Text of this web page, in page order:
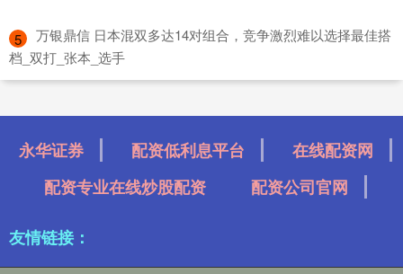
5
​万银鼎信 日本混双多达14对组合，竞争激烈难以选择最佳搭
档_双打_张本_选手
永华证券 配资低利息平台
在线配资网
配资专业在线炒股配资
配资公司官网
友情链接：